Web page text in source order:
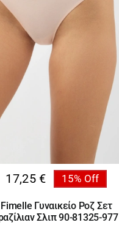
17,25 € 15% Off
Γυναικείο Ροζ Σετ
Σλιπ 90-81325-977